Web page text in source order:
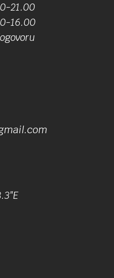
21.00
16.00